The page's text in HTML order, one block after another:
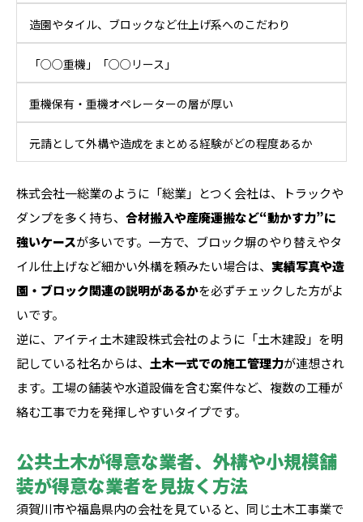
造園やタイル、ブロックなど仕上げ系へのこだわり
「○○重機」「○○リース」
重機保有・重機オペレーターの層が厚い
元請として外構や造成をまとめる経験がどの程度あるか
株式会社一総業のように「総業」とつく会社は、トラックや
ダンプを多く持ち、 合材搬入や産廃運搬など“動かす力”に
強いケースが多いです。一方で、ブロック塀のやり替えやタ
イル仕上げなど細かい外構を頼みたい場合は、 実績写真や造
園・ブロック関連の説明があるかを必ずチェックした方がよ
いです。
逆に、アイティ土木建設株式会社のように「土木建設」を明
記している社名からは、 土木一式での施工管理力が連想され
ます。工場の舗装や水道設備を含む案件など、複数の工種が
絡む工事で力を発揮しやすいタイプです。
公共土木が得意な業者、外構や小規模舗
装が得意な業者を見抜く方法
須賀川市や福島県内の会社を見ていると、同じ土木工事業で